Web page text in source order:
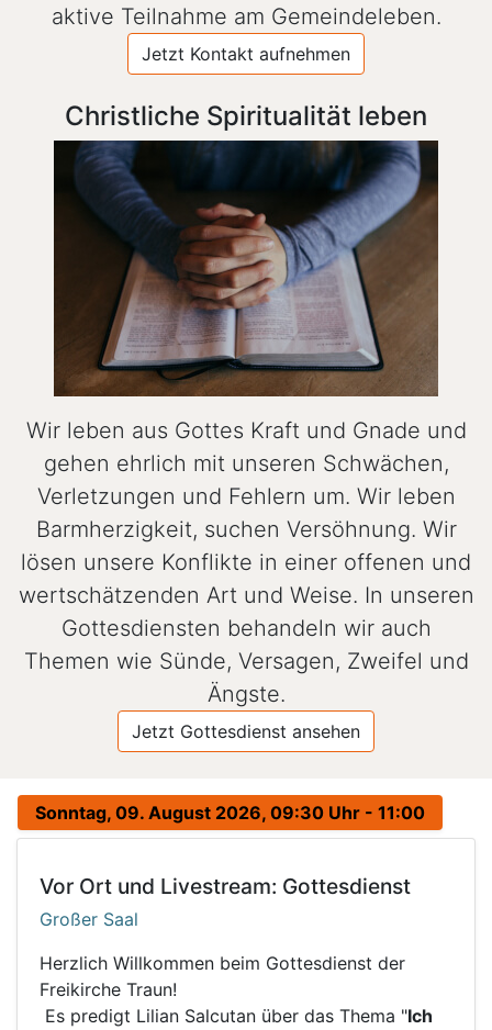
aktive Teilnahme am Gemeindeleben.
Jetzt Kontakt aufnehmen
Christliche Spiritualität leben
Wir leben aus Gottes Kraft und Gnade und
gehen ehrlich mit unseren Schwächen,
Verletzungen und Fehlern um. Wir leben
Barmherzigkeit, suchen Versöhnung. Wir
lösen unsere Konflikte in einer offenen und
wertschätzenden Art und Weise. In unseren
Gottesdiensten behandeln wir auch
Themen wie Sünde, Versagen, Zweifel und
Ängste.
Jetzt Gottesdienst ansehen
Sonntag, 09. August 2026, 09:30 Uhr - 11:00
Vor Ort und Livestream: Gottesdienst
Großer Saal
Herzlich Willkommen beim Gottesdienst der
Freikirche Traun!
Es predigt Lilian Salcutan über das Thema "Ich